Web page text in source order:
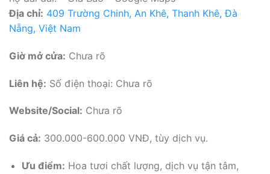
Địa chỉ: 409 Trường Chinh, An Khê, Thanh Khê, Đà
Nẵng, Việt Nam
Giờ mở cửa: Chưa rõ
Liên hệ: Số điện thoại: Chưa rõ
Website/Social: Chưa rõ
Giá cả: 300.000-600.000 VNĐ, tùy dịch vụ.
Ưu điểm: Hoa tươi chất lượng, dịch vụ tận tâm,